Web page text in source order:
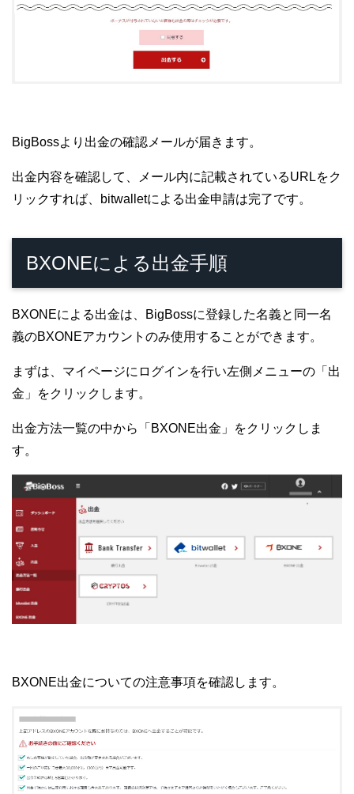
BigBossより出金の確認メールが届きます。
出金内容を確認して、メール内に記載されているURLをク
リックすれば、bitwalletによる出金申請は完了です。
BXONEによる出金手順
BXONEによる出金は、BigBossに登録した名義と同一名
義のBXONEアカウントのみ使用することができます。
まずは、マイページにログインを行い左側メニューの「出
金」をクリックします。
出金方法一覧の中から「BXONE出金」をクリックしま
す。
BXONE出金についての注意事項を確認します。